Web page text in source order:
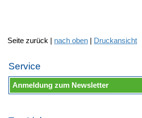
Seite zurück | nach oben | Druckansicht
Service
Anmeldung zum Newsletter